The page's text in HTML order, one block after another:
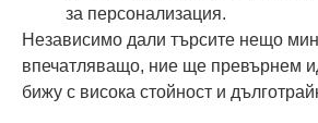
за персонализация.
Независимо дали търсите нещо
впечатляващо, ние ще превърнем
бижу с висока стойност и